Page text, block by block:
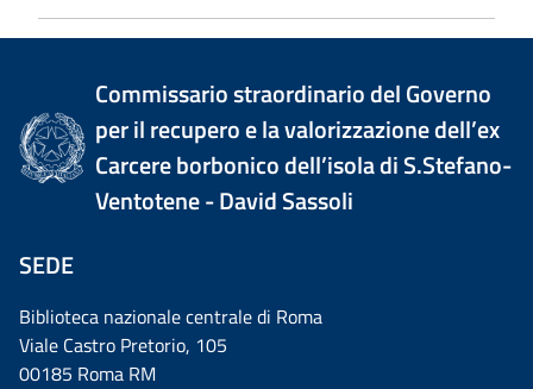
Commissario straordinario del Governo
per il recupero e la valorizzazione dell’ex
Carcere borbonico dell’isola di S.Stefano-
Ventotene - David Sassoli
SEDE
Biblioteca nazionale centrale di Roma
Viale Castro Pretorio, 105
00185 Roma RM